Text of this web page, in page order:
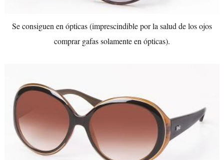
Se consiguen en ópticas (imprescindible por la salud de los ojos
comprar gafas solamente en ópticas).